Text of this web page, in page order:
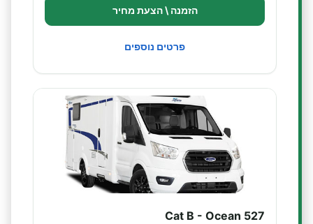
הזמנה \ הצעת מחיר
פרטים נוספים
Cat B - Ocean 527